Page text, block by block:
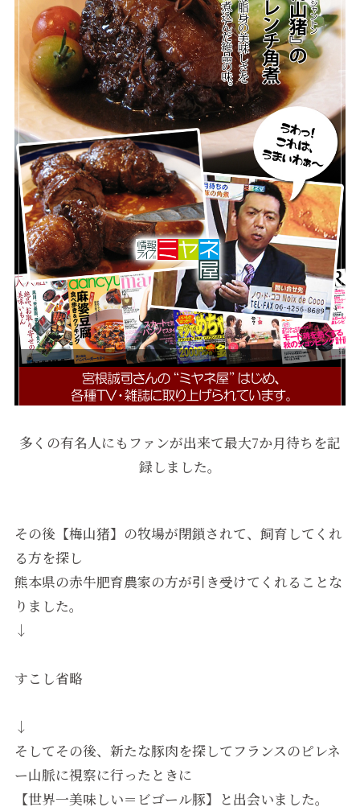
多くの有名人にもファンが出来て最大7か月待ちを記
録しました。
その後【梅山猪】の牧場が閉鎖されて、飼育してくれ
る方を探し
熊本県の赤牛肥育農家の方が引き受けてくれることな
りました。
↓
すこし省略
↓
そしてその後、新たな豚肉を探してフランスのピレネ
ー山脈に視察に行ったときに
【世界一美味しい＝ビゴール豚】と出会いました。